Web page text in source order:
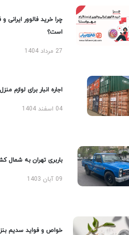
چرا خرید فالوور ایرانی و
است؟
27 مرداد 1404
اجاره انبار برای لوازم
04 اسفند 1404
باربری تهران به شمال
09 آبان 1403
خواص و فواید سدیم